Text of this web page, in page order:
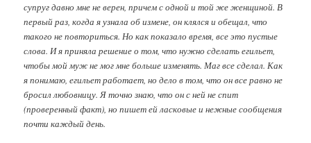
супруг давно мне не верен, причем с одной и той же женщиной. В
первый раз, когда я узнала об измене, он клялся и обещал, что
такого не повториться. Но как показало время, все это пустые
слова. И я приняла решение о том, что нужно сделать егильет,
чтобы мой муж не мог мне больше изменять. Маг все сделал. Как
я понимаю, егильет работает, но дело в том, что он все равно не
бросил любовницу. Я точно знаю, что он с ней не спит
(проверенный факт), но пишет ей ласковые и нежные сообщения
почти каждый день.